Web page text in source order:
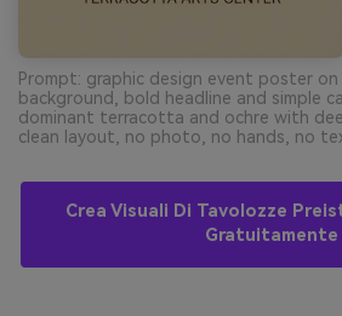
Prompt: graphic design event poster
background, bold headline and simple
dominant terracotta and ochre with
clean layout, no photo, no hands, no
Crea Visuali Di Tavolozze
Gratuitamente